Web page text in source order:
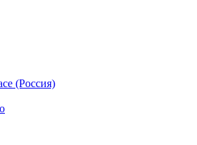
(Россия)